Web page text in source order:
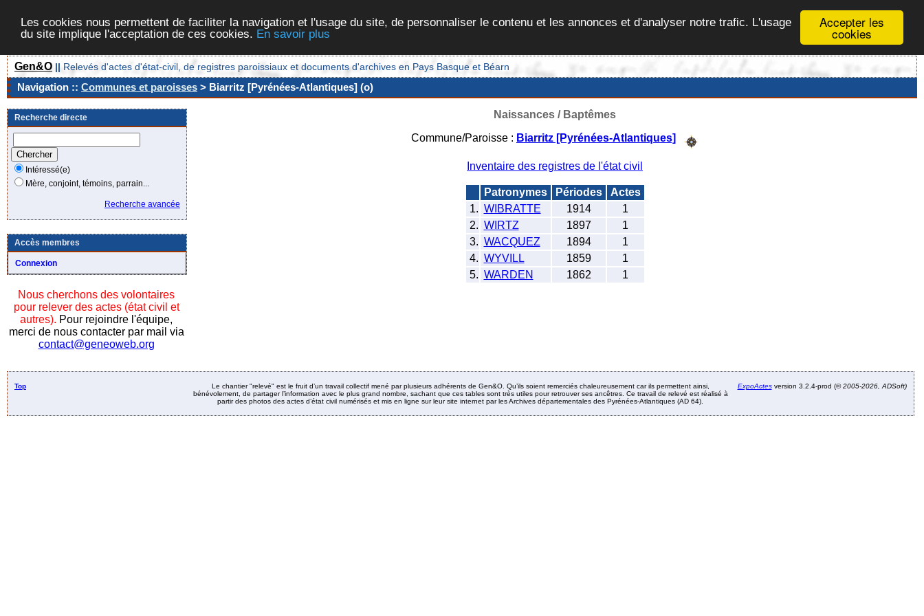
Accepter les
cookies
Les cookies nous permettent de faciliter la navigation et l'usage du site, de personnaliser le contenu et les annonces et d'analyser notre trafic. L'usage
du site implique l'acceptation de ces cookies. En savoir plus
Gen&O || Relevés d'actes d'état-civil, de registres paroissiaux et documents d'archives en Pays Basque et Béarn
Navigation :: Communes et paroisses > Biarritz [Pyrénées-Atlantiques] (o)
Recherche directe
Intéressé(e)
Mère, conjoint, témoins, parrain...
Recherche avancée
Accès membres
Connexion
Nous cherchons des volontaires
pour relever des actes (état civil et
autres). Pour rejoindre l'équipe,
merci de nous contacter par mail via
contact@geneoweb.org
Naissances / Baptêmes
Commune/Paroisse : Biarritz [Pyrénées-Atlantiques]
Inventaire des registres de l'état civil
Patronymes Périodes
Actes
1. WIBRATTE 1914
1
2. WIRTZ 1897
1
3. WACQUEZ 1894
1
4. WYVILL 1859
1
5. WARDEN 1862 1
Top
Le chantier "relevé" est le fruit d’un travail collectif mené par plusieurs adhérents de Gen&O. Qu’ils soient remerciés chaleureusement car ils permettent ainsi,
bénévolement, de partager l’information avec le plus grand nombre, sachant que ces tables sont très utiles pour retrouver ses ancêtres. Ce travail de relevé est réalisé à
partir des photos des actes d’état civil numérisés et mis en ligne sur leur site internet par les Archives départementales des Pyrénées-Atlantiques (AD 64).
ExpoActesversion 3.2.4-prod (©2005-2026, ADSoft)